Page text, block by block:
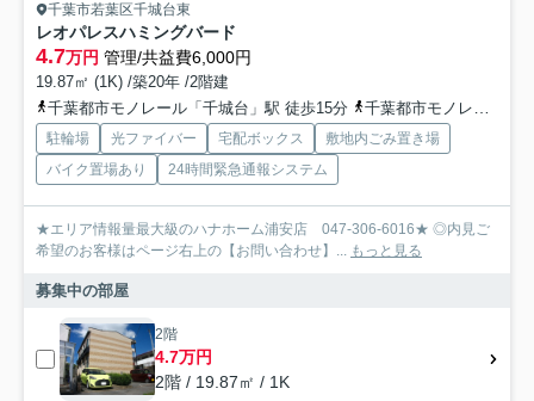
千葉市若葉区千城台東
レオパレスハミングバード
4.7万円 管理/共益費6,000円
19.87㎡ (1K) /築20年 /2階建
千葉都市モノレール「千城台」駅 徒歩15分
千葉都市モノレール「千城台北」駅 徒歩25分
駐輪場 光ファイバー 宅配ボックス
敷地内ごみ置き場
バイク置場あり
24時間緊急通報システム
★エリア情報量最大級のハナホーム浦安店 047-306-6016★ ◎内見ご
希望のお客様はページ右上の【お問い合わせ】... もっと見る
募集中の部屋
2階
4.7万円
2階 / 19.87㎡ / 1K